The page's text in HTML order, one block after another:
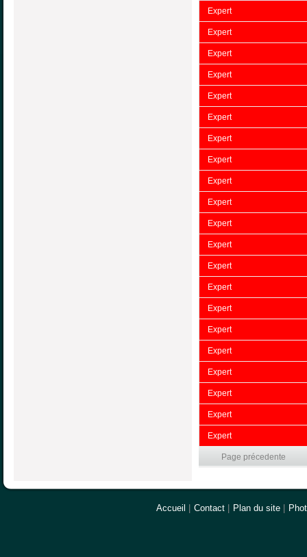
Expert
Expert
Expert
Expert
Expert
Expert
Expert
Expert
Expert
Expert
Expert
Expert
Expert
Expert
Expert
Expert
Expert
Expert
Expert
Expert
Expert
Page précedente
Accueil Contact Plan du site